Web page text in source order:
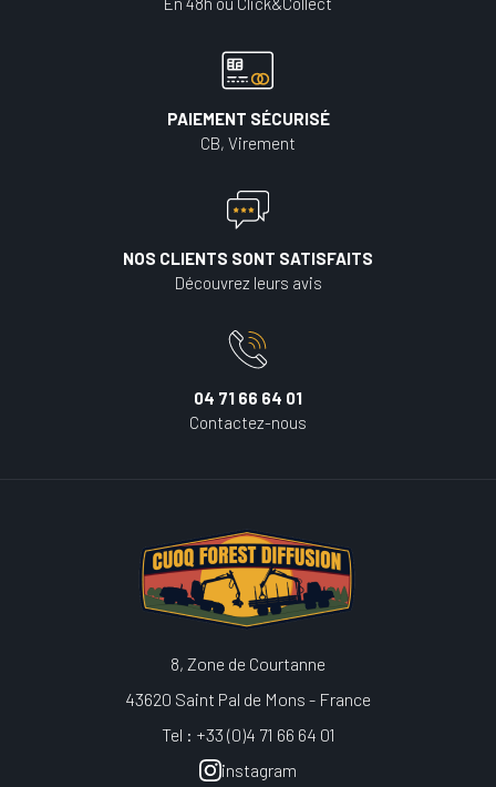
PAIEMENT SÉCURISÉ
CB, Virement
NOS CLIENTS SONT SATISFAITS
Découvrez leurs avis
04 71 66 64 01
Contactez-nous
8, Zone de Courtanne
43620 Saint Pal de Mons - France
Tel : +33 (0)4 71 66 64 01
instagram